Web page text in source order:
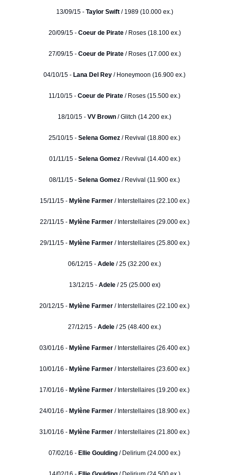
13/09/15 - Taylor Swift / 1989 (10.000 ex.)
20/09/15 - Coeur de Pirate/ Roses (18.100 ex.)
27/09/15 - Coeur de Pirate/ Roses (17.000 ex.)
04/10/15 - Lana Del Rey / Honeymoon (16.900 ex.)
11/10/15 - Coeur de Pirate / Roses (15.500 ex.)
18/10/15 - VV Brown / Glitch (14.200 ex.)
25/10/15 - Selena Gomez / Revival (18.800 ex.)
01/11/15 - Selena Gomez/ Revival (14.400 ex.)
08/11/15 - Selena Gomez / Revival (11.900 ex.)
15/11/15 - Mylène Farmer/ Interstellaires (22.100 ex.)
22/11/15 - Mylène Farmer/ Interstellaires (29.000 ex.)
29/11/15 - Mylène Farmer/ Interstellaires (25.800 ex.)
06/12/15 - Adele / 25 (32.200 ex.)
13/12/15 - Adele / 25 (25.000 ex)
20/12/15 - Mylène Farmer / Interstellaires (22.100 ex.)
27/12/15 - Adele / 25 (48.400 ex.)
03/01/16 - Mylène Farmer / Interstellaires (26.400 ex.)
10/01/16 - Mylène Farmer / Interstellaires (23.600 ex.)
17/01/16 - Mylène Farmer / Interstellaires (19.200 ex.)
24/01/16 - Mylène Farmer / Interstellaires (18.900 ex.)
31/01/16 - Mylène Farmer / Interstellaires (21.800 ex.)
07/02/16 - Ellie Goulding / Delirium (24.000 ex.)